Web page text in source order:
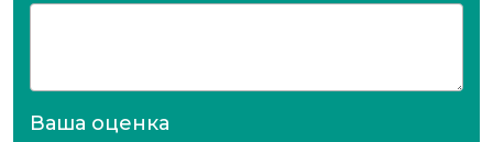
Ваша оценка